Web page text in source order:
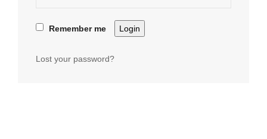
Remember me Login
Lost your password?